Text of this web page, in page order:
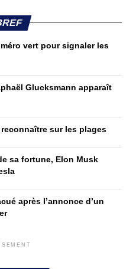
vert pour signaler les
Glucksmann apparaît
sur les plages
sa fortune, Elon Musk
après l’annonce d’un